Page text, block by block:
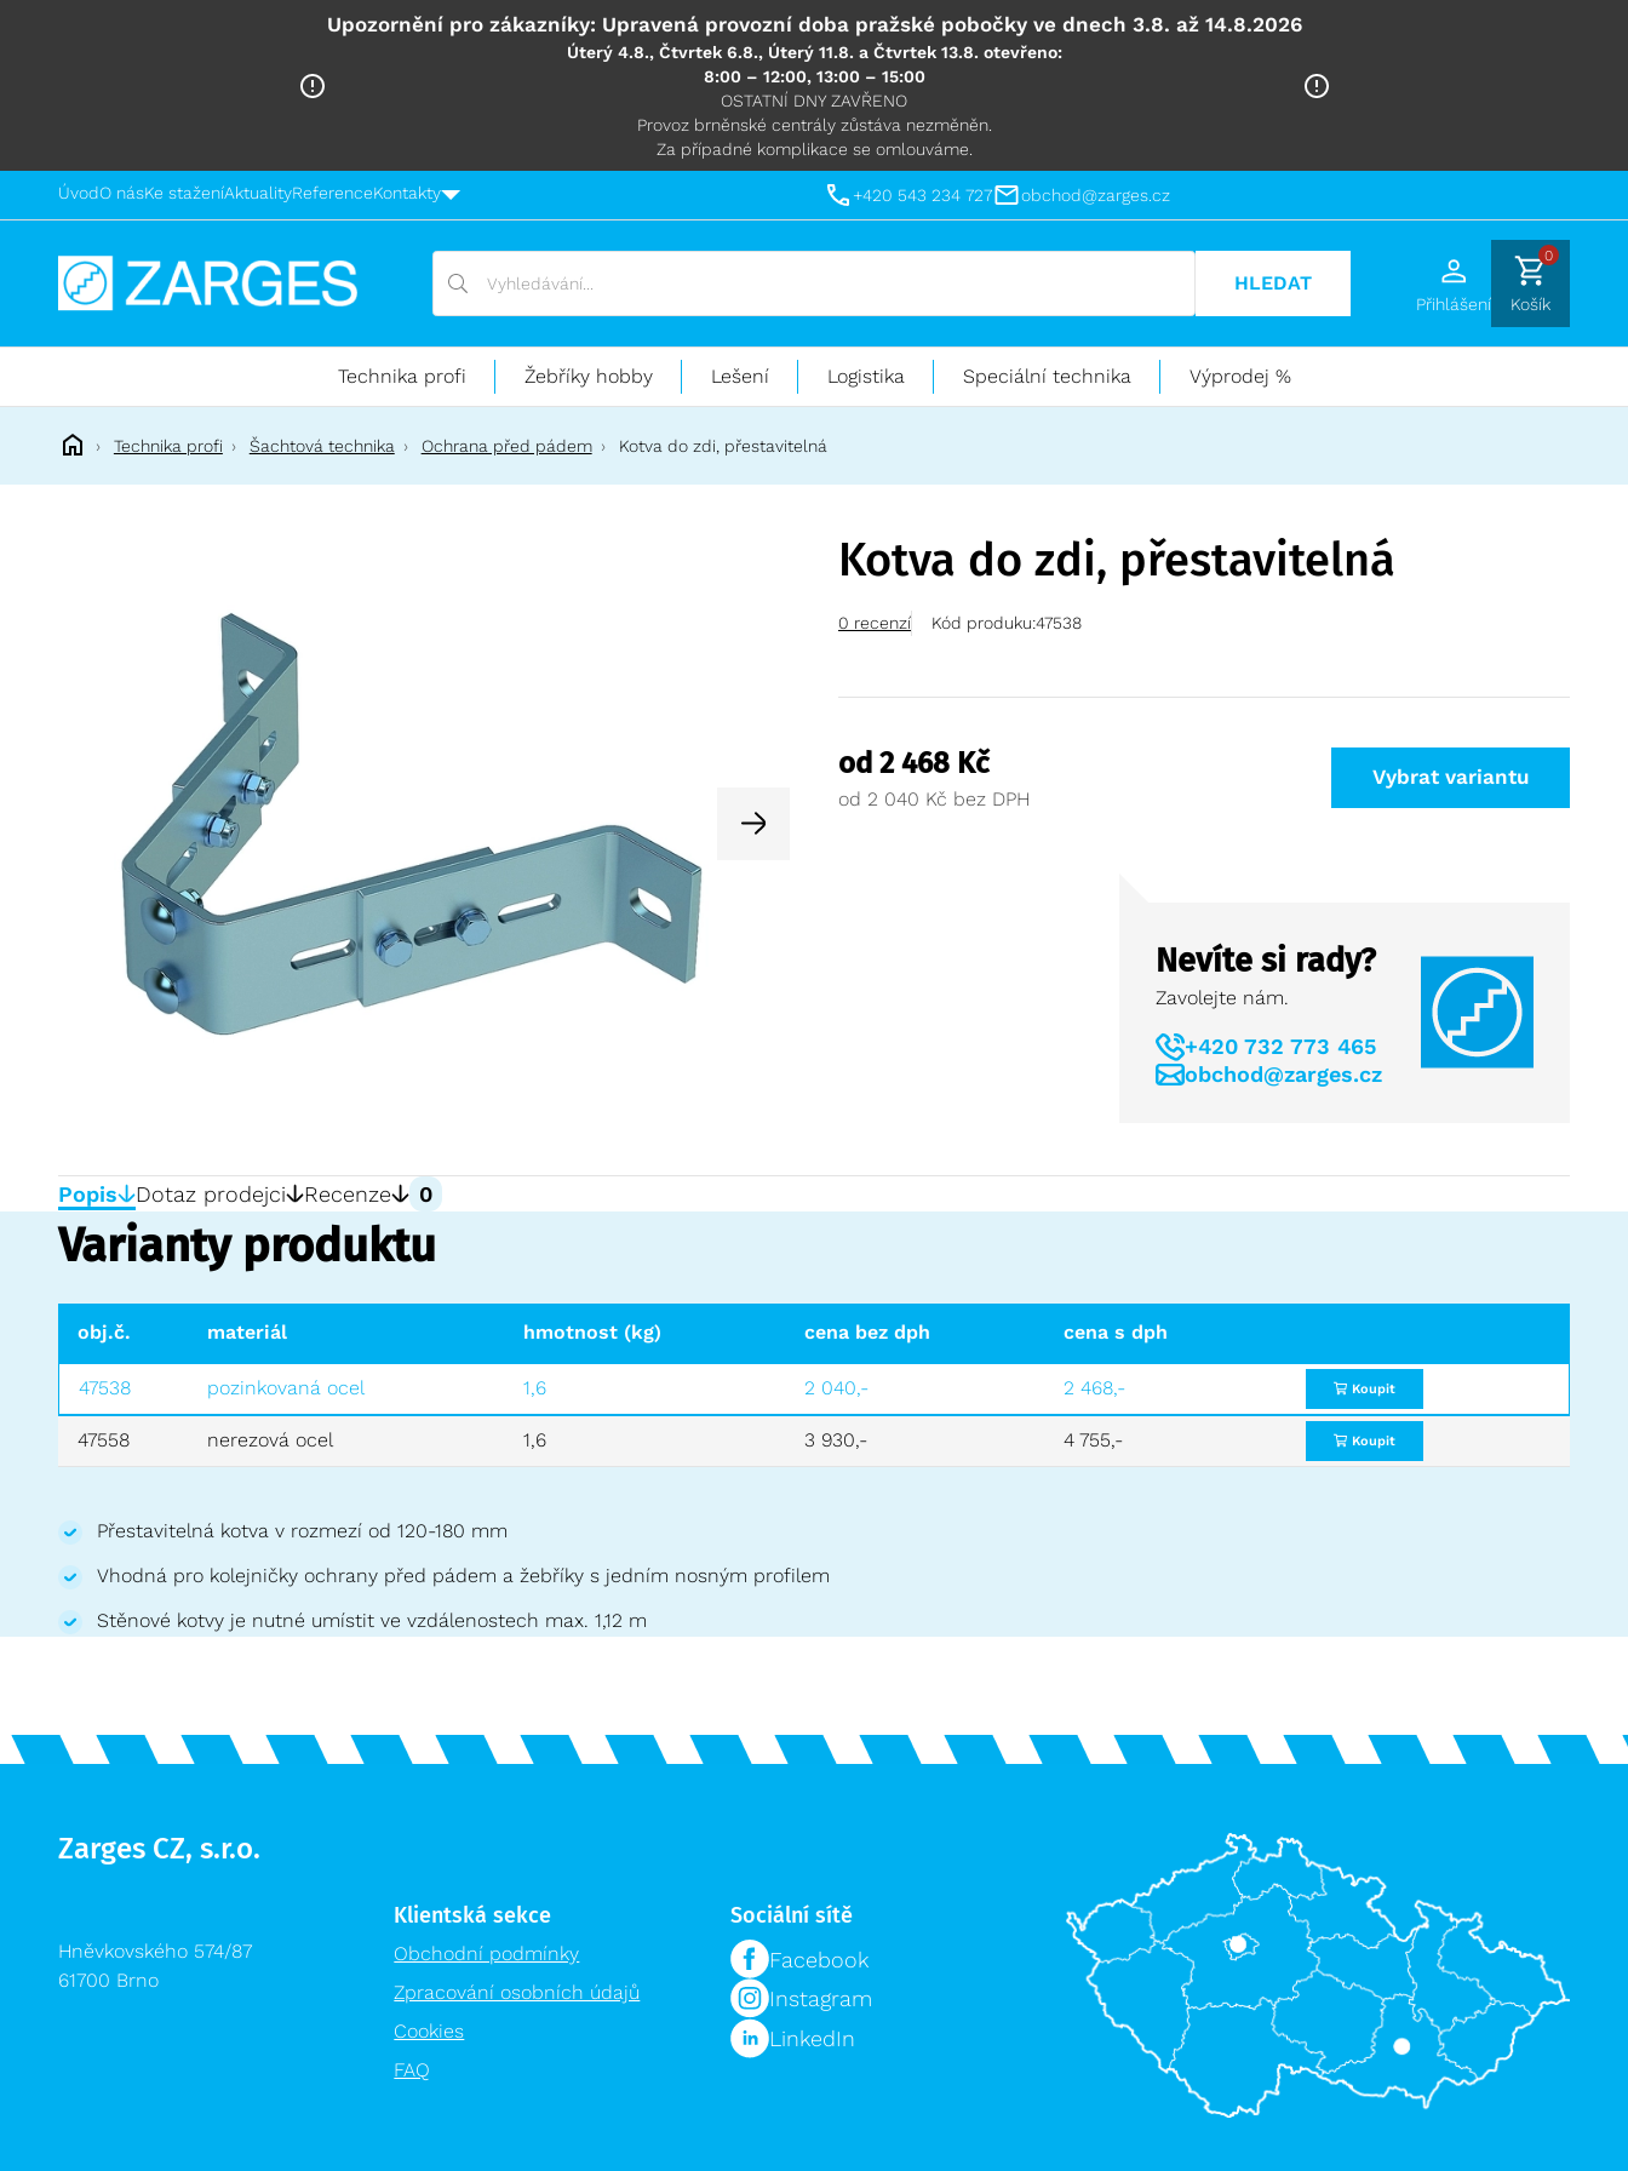
Upozornění pro zákazníky: Upravená provozní doba pražské pobočky ve dnech 3.8. až 14.8.2026
Úterý 4.8., Čtvrtek 6.8., Úterý 11.8. a Čtvrtek 13.8. otevřeno:
8:00 – 12:00, 13:00 – 15:00
OSTATNÍ DNY ZAVŘENO
Provoz brněnské centrály zůstáva nezměněn.
Za případné komplikace se omlouváme.
ÚvodO násKe staženíAktualityReferenceKontakty +420 543 234 727 obchod@zarges.cz
Technika
práci
výškách
Vyhledávání
Vyhledávání
HLEDAT
Přihlášení
0
Košík
Technika profi Žebříky hobby Lešení Logistika Speciální technika Výprodej %
Technika profi Šachtová technika Ochrana před pádem Kotva do zdi, přestavitelná
Kotva do zdi, přestavitelná
0 recenzí Kód produku:47538
od 2 468 Kč
od 2 040 Kč
Vybrat variantu
Nevíte si rady?
Zavolejte nám.
+420 732 773 465
obchod@zarges.cz
Popis Dotaz prodejci Recenze 0
Varianty produktu
obj.č. materiál hmotnost (kg) cena bez dph cena s dph
47538 pozinkovaná ocel 1,6 2 040,- 2 468,- Koupit
47558 nerezová ocel 1,6 3 930,- 4 755,- Koupit
Přestavitelná kotva v rozmezí od 120-180 mm
Vhodná pro kolejničky ochrany před pádem a žebříky s jedním nosným profilem
Stěnové kotvy je nutné umístit ve vzdálenostech max. 1,12 m
Zarges CZ, s.r.o.
Hněvkovského 574/87
61700 Brno
Klientská sekce
Obchodní podmínky
Zpracování osobních údajů
Cookies
FAQ
Sociální sítě
Facebook
Instagram
LinkedIn